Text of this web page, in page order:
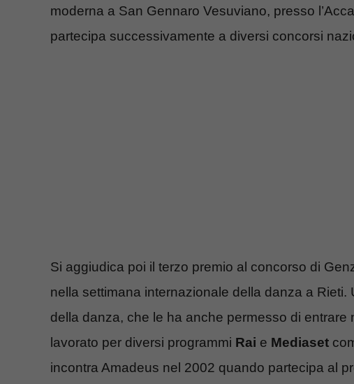
moderna a San Gennaro Vesuviano, presso
partecipa successivamente a diversi concorsi
Si aggiudica poi il terzo premio al concorso di
nella settimana internazionale della danza a Rieti.
della danza, che le ha anche permesso di entrare
lavorato per diversi programmi Rai e Mediaset
incontra Amadeus nel 2002 quando partecipa al